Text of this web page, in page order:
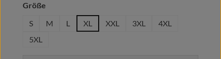
Größe
S
M L XL XXL 3XL
4XL
5XL